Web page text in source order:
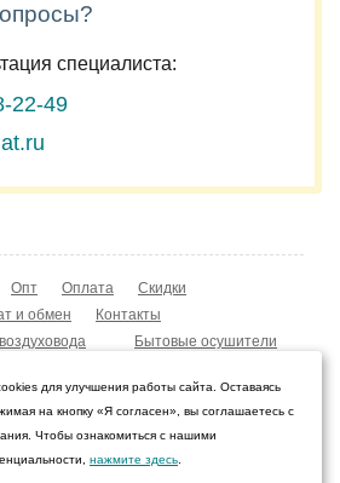
специалиста:
22-49
Опт Оплата
Скидки
и обмен
Контакты
Бытовые осушители
Охладители воздуха
воздуха Boneco W210
«Мистер Климат»
для улучшения работы сайта. Оставаясь
на кнопку «Я согласен», вы соглашаетесь с
Чтобы ознакомиться с нашими
нажмите здесь